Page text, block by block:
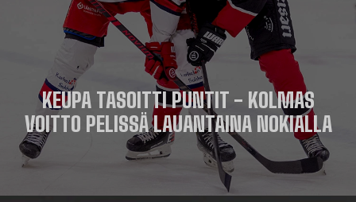
KEUPA TASOITTI PUNTIT - KOLMAS
VOITTO PELISSÄ LAUANTAINA NOKIALLA